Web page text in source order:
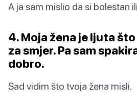
A ja sam mislio da si bolestan
4. Moja žena je ljuta
za smjer. Pa sam
dobro.
Sad vidim što tvoja žena misli.